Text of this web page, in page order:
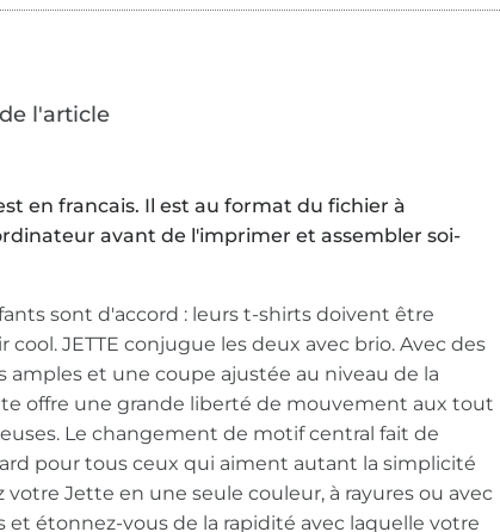
en francais. Il est au format du fichier à
avant de l'imprimer et assembler soi-
sont d'accord : leurs t-shirts doivent être
cool. JETTE conjugue les deux avec brio. Avec des
amples et une coupe ajustée au niveau de la
offre une grande liberté de mouvement aux tout
Le changement de motif central fait de
pour tous ceux qui aiment autant la simplicité
votre Jette en une seule couleur, à rayures ou avec
étonnez-vous de la rapidité avec laquelle votre